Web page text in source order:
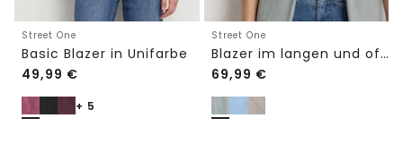
Street One
Basic Blazer in Unifarbe
49,99 €
+ 5
Street One
Blazer im langen und offenen Schnitt
69,99 €